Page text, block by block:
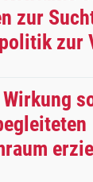
zur
zur
Wirkung